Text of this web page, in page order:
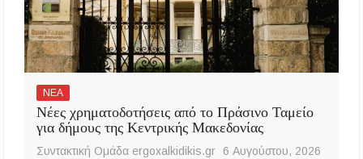
ΝΕΑ
Νέες χρηματοδοτήσεις από το Πράσινο Ταμείο
για δήμους της Κεντρικής Μακεδονίας
Συντακτική Ομάδα ergoxalkidikis.gr 6 Αυγούστου, 2026